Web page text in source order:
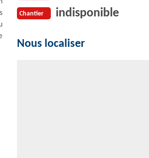
Chantier indisponible
Nous localiser